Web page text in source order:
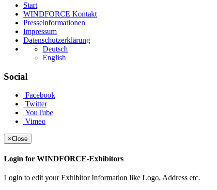
Start
WINDFORCE Kontakt
Presseinformationen
Impressum
Datenschutzerklärung
Deutsch
English
Social
Facebook
Twitter
YouTube
Vimeo
×Close
Login for WINDFORCE-Exhibitors
Login to edit your Exhibitor Information like Logo, Address etc.